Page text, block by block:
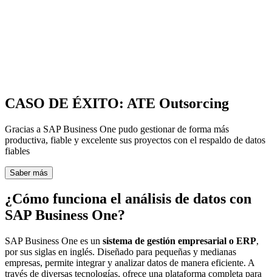
CASO DE ÉXITO: ATE Outsorcing
Gracias a SAP Business One pudo gestionar de forma más
productiva, fiable y excelente sus proyectos con el respaldo de datos
fiables
Saber más
¿Cómo funciona el análisis de datos con
SAP Business One?
SAP Business One es un sistema de gestión empresarial o ERP,
por sus siglas en inglés. Diseñado para pequeñas y medianas
empresas, permite integrar y analizar datos de manera eficiente. A
través de diversas tecnologías, ofrece una plataforma completa para